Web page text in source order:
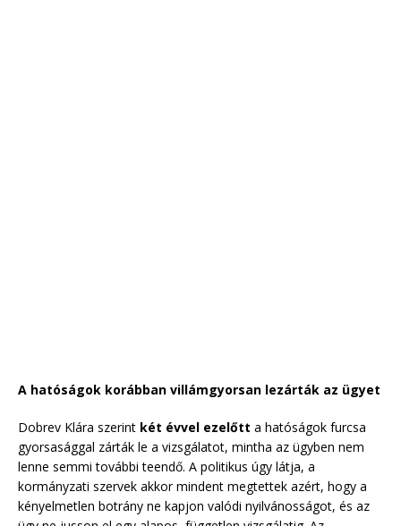
A hatóságok korábban villámgyorsan lezárták az ügyet
Dobrev Klára szerint két évvel ezelőtt a hatóságok furcsa
gyorsasággal zárták le a vizsgálatot, mintha az ügyben nem
lenne semmi további teendő. A politikus úgy látja, a
kormányzati szervek akkor mindent megtettek azért, hogy a
kényelmetlen botrány ne kapjon valódi nyilvánosságot, és az